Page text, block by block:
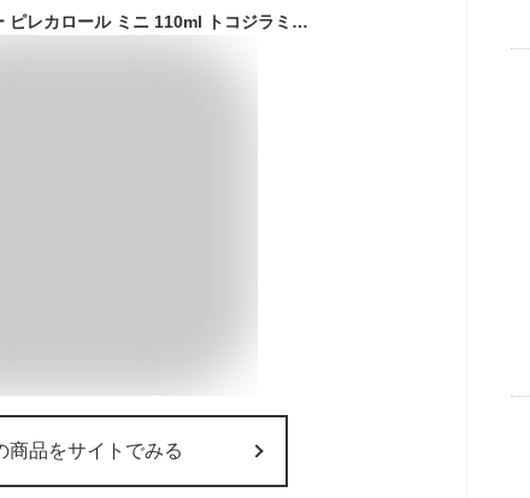
虫除け＆殺虫スプレー ピレカロール ミニ 110ml トコジラミ対策 赤ちゃんペットがいても大丈夫 トコジラミ 虫よけ オーガニック 無添加 化学成分不使用 殺虫剤 ギフト プレゼント 贈り物
商品をサイトでみる